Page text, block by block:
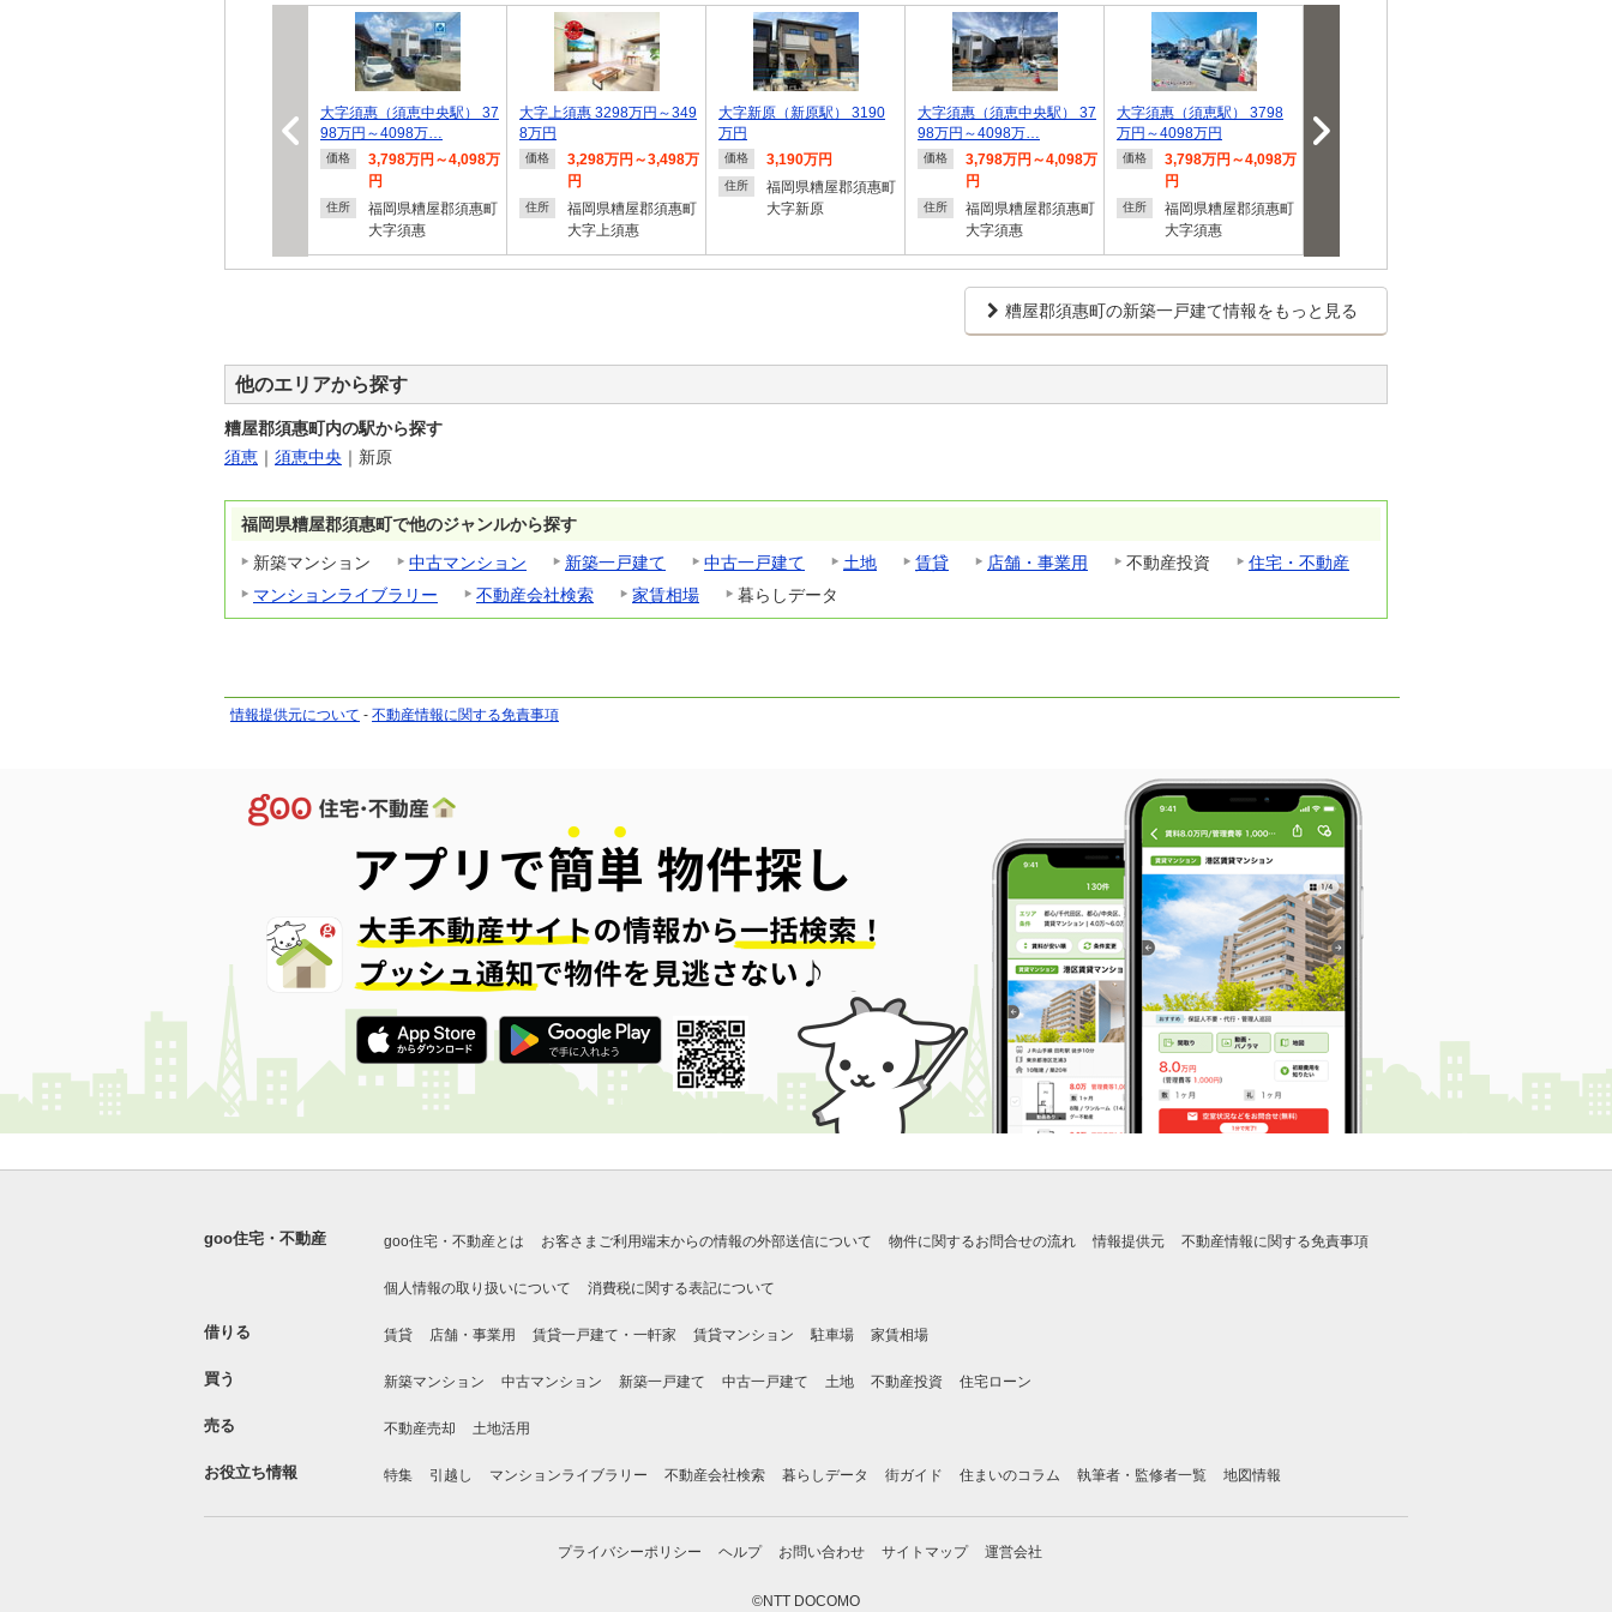
大字須惠（須恵中央駅） 37
98万円～4098万…
価格
3,798万円～4,098万
円
住所
福岡県糟屋郡須惠町
大字須惠
大字上須惠 3298万円～349
8万円
価格
3,298万円～3,498万
円
住所
福岡県糟屋郡須惠町
大字上須惠
大字新原（新原駅） 3190
万円
価格 3,190万円
住所
福岡県糟屋郡須惠町
大字新原
大字須惠（須恵中央駅） 37
98万円～4098万…
価格
3,798万円～4,098万
円
住所
福岡県糟屋郡須惠町
大字須惠
大字須惠（須恵駅） 3798
万円～4098万円
価格
3,798万円～4,098万
円
住所
福岡県糟屋郡須惠町
大字須惠
万円・3998万円
糟屋郡須惠町の新築一戸建て情報をもっと見る
他のエリアから探す
糟屋郡須惠町内の駅から探す
須恵 ｜ 須恵中央 ｜ 新原
福岡県糟屋郡須惠町で他のジャンルから探す
新築マンション
中古マンション 新築一戸建て 中古一戸建て 土地 賃貸 店舗・事業用 不動産投資
住宅・不動産
マンションライブラリー
不動産会社検索 家賃相場 暮らしデータ
情報提供元について - 不動産情報に関する免責事項
goo住宅・不動産 goo住宅・不動産とは お客さまご利用端末からの情報の外部送信について 物件に関するお問合せの流れ 情報提供元 不動産情報に関する免責事項
個人情報の取り扱いについて 消費税に関する表記について
借りる 賃貸 店舗・事業用 賃貸一戸建て・一軒家 賃貸マンション 駐車場 家賃相場
買う 新築マンション 中古マンション 新築一戸建て 中古一戸建て 土地 不動産投資 住宅ローン
売る 不動産売却 土地活用
お役立ち情報 特集 引越し マンションライブラリー 不動産会社検索 暮らしデータ 街ガイド 住まいのコラム 執筆者・監修者一覧 地図情報
プライバシーポリシー ヘルプ お問い合わせ サイトマップ 運営会社
©NTT DOCOMO